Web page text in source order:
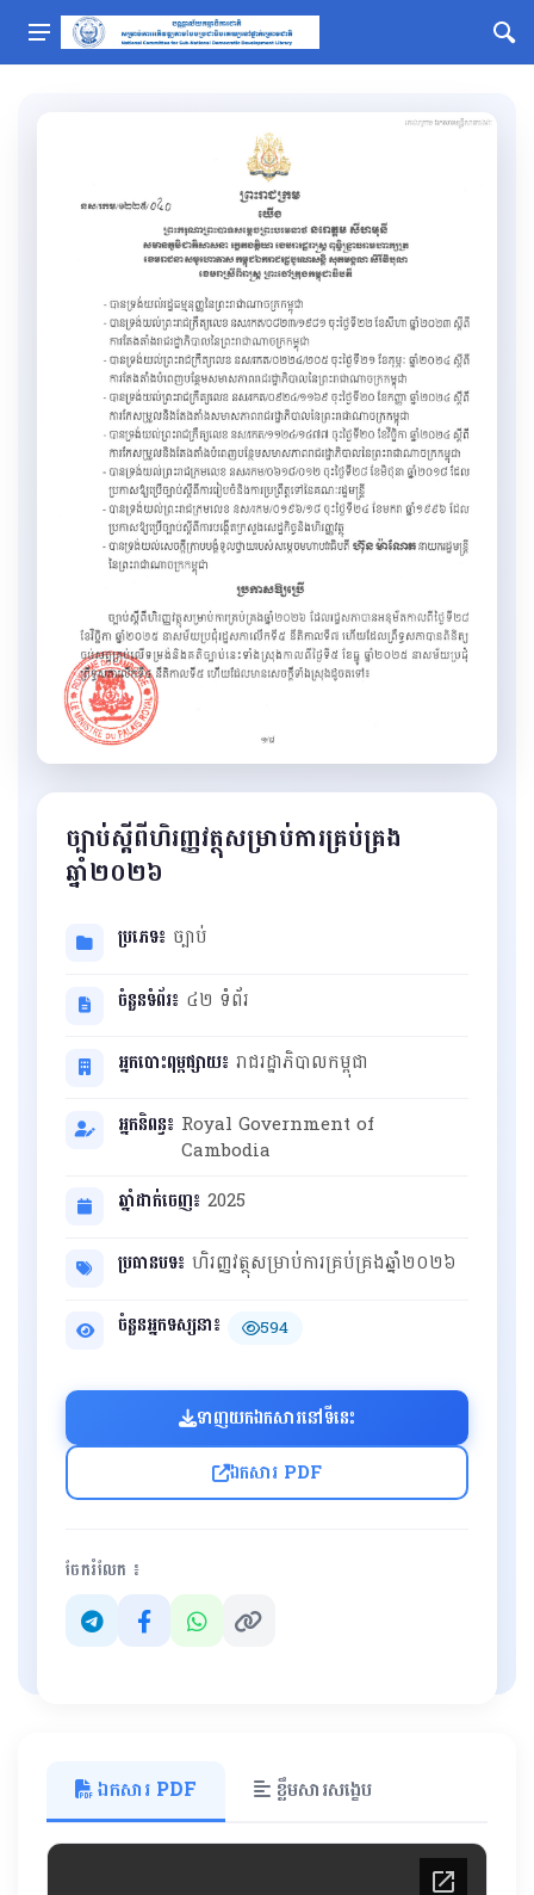
ច្បាប់ស្តីពីហិរញ្ញវត្ថុសម្រាប់ការគ្រប់គ្រង
ឆ្នាំ២០២៦
ប្រភេទ៖ ច្បាប់
ចំនួនទំព័រ៖ ៤២ ទំព័រ
អ្នកបោះពុម្ពផ្សាយ៖ រាជរដ្ឋាភិបាលកម្ពុជា
អ្នកនិពន្ធ៖ Royal Government of
Cambodia
ឆ្នាំដាក់ចេញ៖ 2025
ប្រធានបទ៖ ហិរញ្ញវត្ថុសម្រាប់ការគ្រប់គ្រងឆ្នាំ២០២៦
ចំនួនអ្នកទស្សនា៖
594
ទាញយកឯកសារនៅទីនេះ
ឯកសារ PDF
ចែករំលែក ៖
ឯកសារ PDF ខ្លឹមសារសង្ខេប